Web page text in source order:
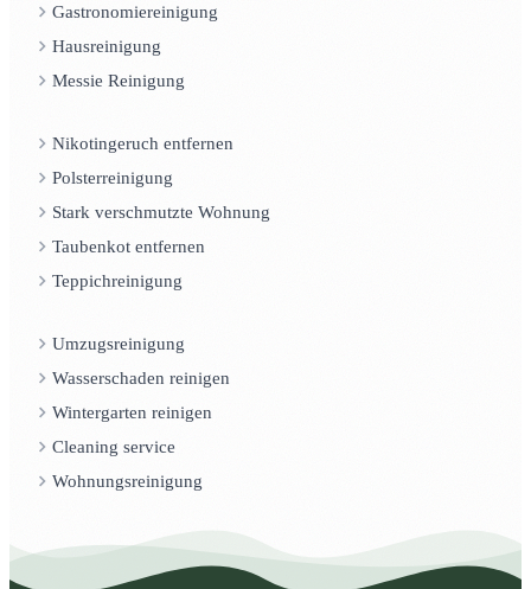
Gastronomiereinigung
Hausreinigung
Messie Reinigung
Nikotingeruch entfernen
Polsterreinigung
Stark verschmutzte Wohnung
Taubenkot entfernen
Teppichreinigung
Umzugsreinigung
Wasserschaden reinigen
Wintergarten reinigen
Cleaning service
Wohnungsreinigung